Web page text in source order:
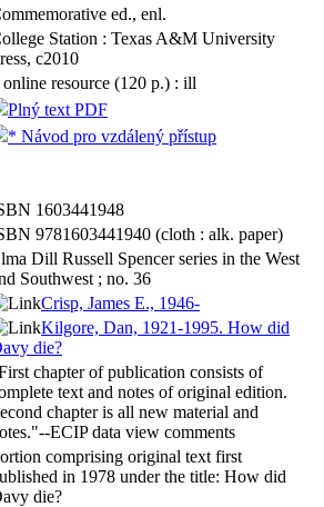
ed., enl.
Station : Texas A&M University
c2010
online resource (120 p.) : ill
Plný text PDF
* Návod pro vzdálený přístup
1603441948
9781603441940 (cloth : alk. paper)
Dill Russell Spencer series in the West
Southwest ; no. 36
Crisp, James E., 1946-
Kilgore, Dan, 1921-1995. How did
die?
chapter of publication consists of
text and notes of original edition.
chapter is all new material and
ECIP data view comments
comprising original text first
in 1978 under the title: How did
die?